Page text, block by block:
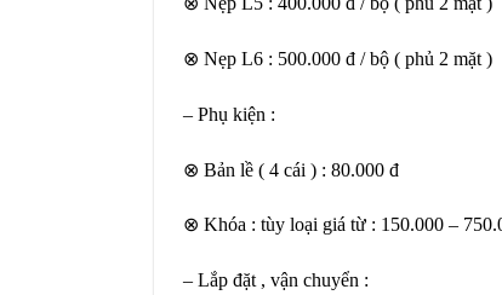
⊗ Nẹp L6 : 500.000 đ / bộ ( phủ 2 mặt )
– Phụ kiện :
⊗ Bản lề ( 4 cái ) : 80.000 đ
⊗ Khóa : tùy loại giá từ : 150.000 –
– Lắp đặt , vận chuyển :